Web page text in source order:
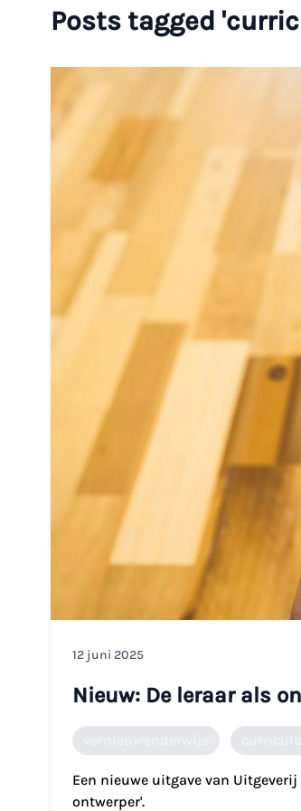
Posts tagged
12 juni 2025
Nieuw: De leraar als
Een nieuwe uitgave van
ontwerper'.